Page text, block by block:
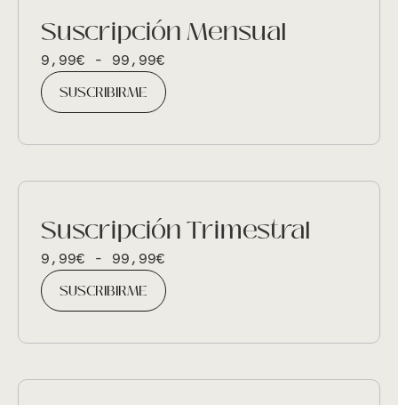
Suscripción Mensual
9,99€ - 99,99€
SUSCRIBIRME
Suscripción Trimestral
9,99€ - 99,99€
SUSCRIBIRME